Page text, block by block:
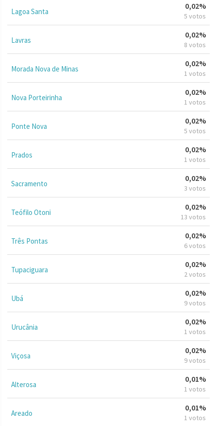
Lagoa Santa
0,02%
5 votos
Lavras
0,02%
8 votos
Morada Nova de Minas
0,02%
1 votos
Nova Porteirinha
0,02%
1 votos
Ponte Nova
0,02%
5 votos
Prados
0,02%
1 votos
Sacramento
0,02%
3 votos
Teófilo Otoni
0,02%
13 votos
Três Pontas
0,02%
6 votos
Tupaciguara
0,02%
2 votos
Ubá
0,02%
9 votos
Urucânia
0,02%
1 votos
Viçosa
0,02%
9 votos
Alterosa
0,01%
1 votos
Areado
0,01%
1 votos